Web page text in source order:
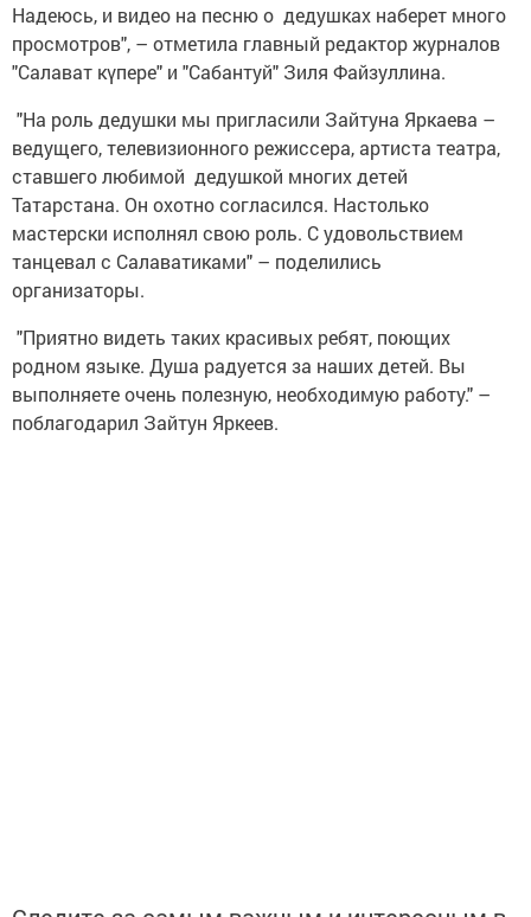
Надеюсь, и видео на песню о дедушках наберет много
просмотров", – отметила главный редактор журналов
"Салават күпере" и "Сабантуй" Зиля Файзуллина.
"На роль дедушки мы пригласили Зайтуна Яркаева –
ведущего, телевизионного режиссера, артиста театра,
ставшего любимой дедушкой многих детей
Татарстана. Он охотно согласился. Настолько
мастерски исполнял свою роль. С удовольствием
танцевал с Салаватиками" – поделились
организаторы.
"Приятно видеть таких красивых ребят, поющих
родном языке. Душа радуется за наших детей. Вы
выполняете очень полезную, необходимую работу." –
поблагодарил Зайтун Яркеев.